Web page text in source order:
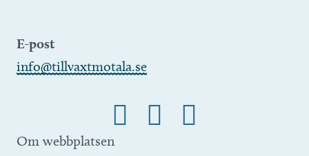
E-post
info@tillvaxtmotala.se
Om webbplatsen